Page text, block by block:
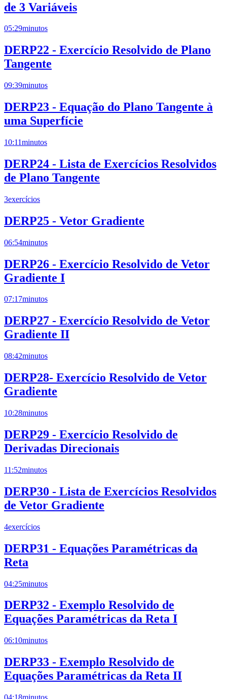
de 3 Variáveis
05:29minutos
DERP22 - Exercício Resolvido de Plano
Tangente
09:39minutos
DERP23 - Equação do Plano Tangente à
uma Superfície
10:11minutos
DERP24 - Lista de Exercícios Resolvidos
de Plano Tangente
3exercícios
DERP25 - Vetor Gradiente
06:54minutos
DERP26 - Exercício Resolvido de Vetor
Gradiente I
07:17minutos
DERP27 - Exercício Resolvido de Vetor
Gradiente II
08:42minutos
DERP28- Exercício Resolvido de Vetor
Gradiente
10:28minutos
DERP29 - Exercício Resolvido de
Derivadas Direcionais
11:52minutos
DERP30 - Lista de Exercícios Resolvidos
de Vetor Gradiente
4exercícios
DERP31 - Equações Paramétricas da
Reta
04:25minutos
DERP32 - Exemplo Resolvido de
Equações Paramétricas da Reta I
06:10minutos
DERP33 - Exemplo Resolvido de
Equações Paramétricas da Reta II